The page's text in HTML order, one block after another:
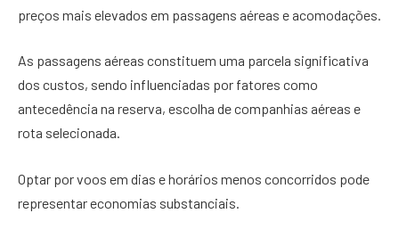
preços mais elevados em passagens aéreas e acomodações.
As passagens aéreas constituem uma parcela significativa
dos custos, sendo influenciadas por fatores como
antecedência na reserva, escolha de companhias aéreas e
rota selecionada.
Optar por voos em dias e horários menos concorridos pode
representar economias substanciais.